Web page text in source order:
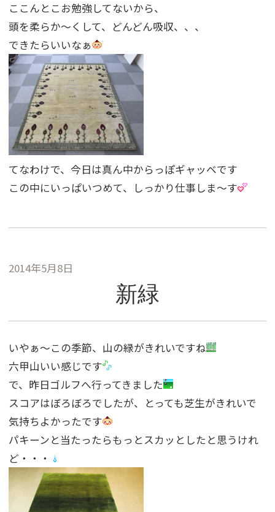
ここんとこお勉強してないから、
頭を柔らか〜くして、どんどん吸収、、、
できたらいいなぁ
てなわけで、今日は真ん中からっぽギャッベです
この中にいっぱいつめて、しっかり仕事しま〜す
2014年5月8日
新緑
いやぁ〜この季節、山の緑がきれいですね
六甲山いい感じです
で、昨日ゴルフへ行ってきました
スコアはぼろぼろでしたが、とっても芝生がきれいで
気持ちよかったです
パキーンと当たったらもっとスカッとしたと思うけれ
ど・・・